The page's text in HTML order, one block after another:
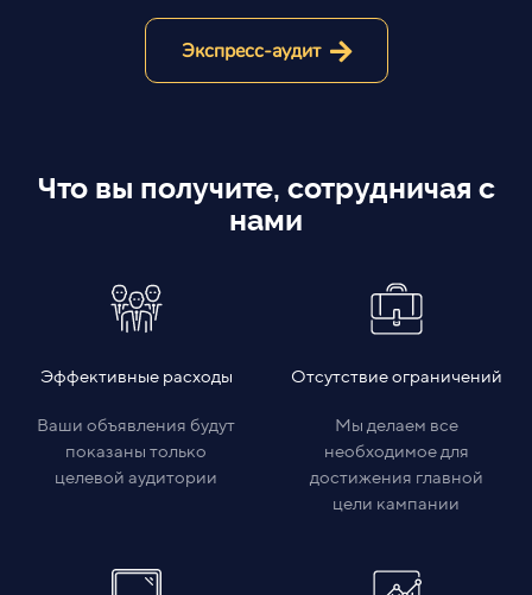
Экспресс-аудит
Что вы получите, сотрудничая с
нами
Эффективные расходы
Ваши объявления будут
показаны только
целевой аудитории
Отсутствие ограничений
Мы делаем все
необходимое для
достижения главной
цели кампании